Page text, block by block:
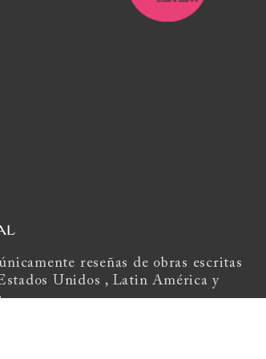
reseñas de obras escritas
Unidos , Latin América y